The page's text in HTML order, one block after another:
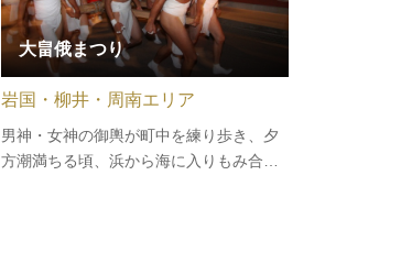
大畠俄まつり
男神・女神の御輿が町中を練り歩き、夕
方潮満ちる頃、浜から海に入りもみ合
岩国・柳井・周南エリア